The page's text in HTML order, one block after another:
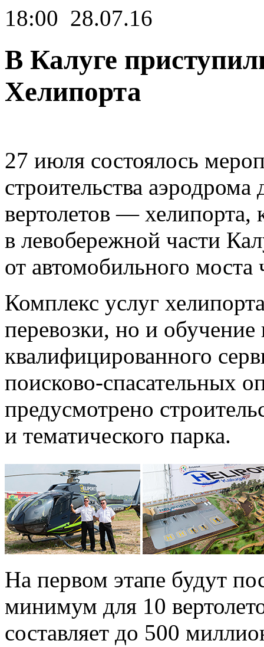
18:00 28.07.16
В Калуге
Хелипорта
27 июля состоялось
строительства
вертолетов — хелипорта,
в левобережной части
от автомобильного моста
Комплекс услуг
перевозки, но и обучение
квалифицированного
поисково-спасательных
предусмотрено
и тематического парка.
На первом этапе будут
минимум для 10
составляет до 500